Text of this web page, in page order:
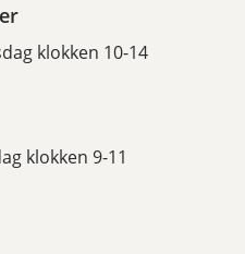
klokken 10-14
klokken 9-11